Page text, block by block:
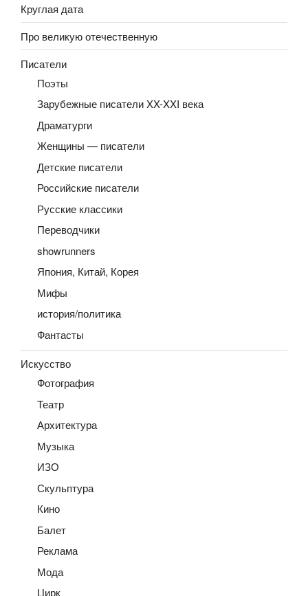
Круглая дата
Про великую отечественную
Писатели
Поэты
Зарубежные писатели XX-XXI века
Драматурги
Женщины — писатели
Детские писатели
Российские писатели
Русские классики
Переводчики
showrunners
Япония, Китай, Корея
Мифы
история/политика
Фантасты
Искусство
Фотография
Театр
Архитектура
Музыка
ИЗО
Скульптура
Кино
Балет
Реклама
Мода
Цирк